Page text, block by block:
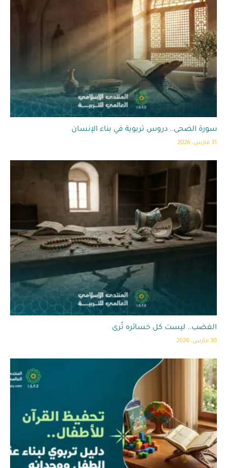
سورة الضحى.. دروس تربوية في بناء الإنسان
31 مارس، 2026
الغضب.. ليست كل خسائره تُرى
30 مارس، 2026